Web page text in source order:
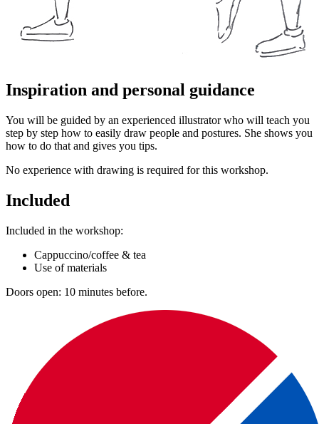
Op elke afdruk staan andere voorbeelden van workshops, zodat je
een passende kunt kiezen:
Voorbeelden van creatieve workshops tot €28:
Inspiration and personal guidance
You will be guided by an experienced illustrator who will teach you
step by step how to easily draw people and postures. She shows you
how to do that and gives you tips.
No experience with drawing is required for this workshop.
Included
Included in the workshop:
Cappuccino/coffee & tea
Use of materials
Doors open: 10 minutes before.